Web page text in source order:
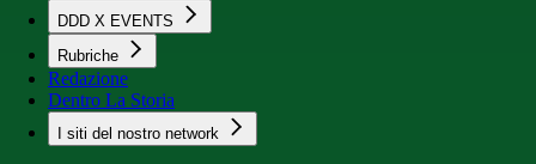
DDD X EVENTS
Rubriche
Redazione
Dentro La Storia
I siti del nostro network